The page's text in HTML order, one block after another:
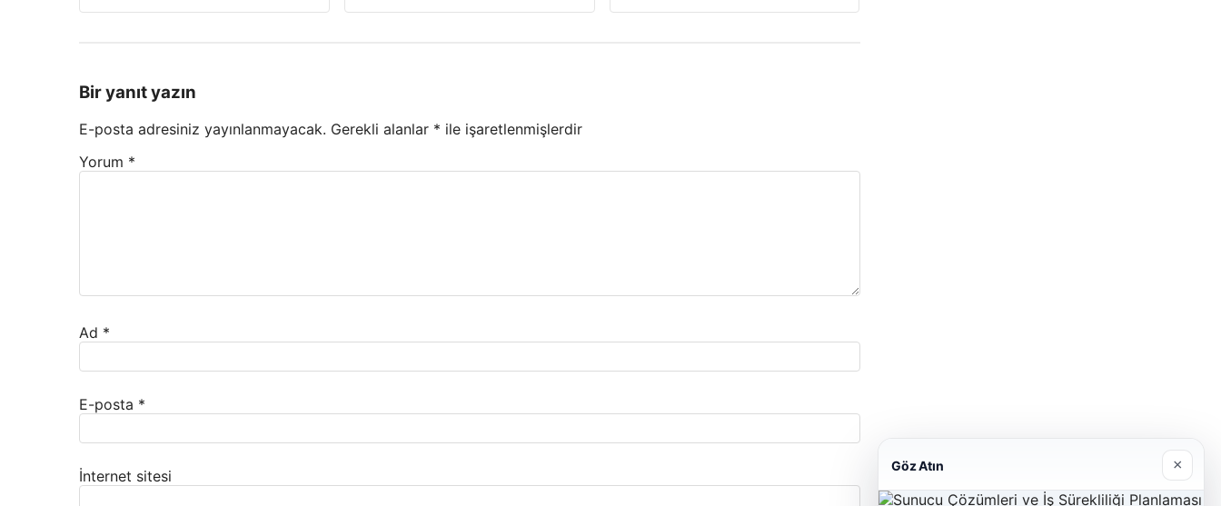
Bir yanıt yazın
E-posta adresiniz yayınlanmayacak. Gerekli alanlar * ile işaretlenmişlerdir
Yorum *
Ad *
E-posta *
İnternet sitesi
Göz Atın ×